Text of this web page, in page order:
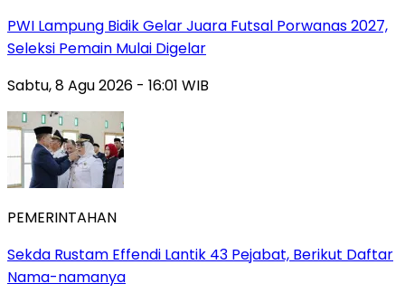
PWI Lampung Bidik Gelar Juara Futsal Porwanas 2027,
Seleksi Pemain Mulai Digelar
Sabtu, 8 Agu 2026 - 16:01 WIB
PEMERINTAHAN
Sekda Rustam Effendi Lantik 43 Pejabat, Berikut Daftar
Nama-namanya